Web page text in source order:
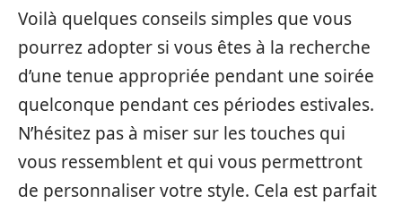
Voilà quelques conseils simples que vous
pourrez adopter si vous êtes à la recherche
d’une tenue appropriée pendant une soirée
quelconque pendant ces périodes estivales.
N’hésitez pas à miser sur les touches qui
vous ressemblent et qui vous permettront
de personnaliser votre style. Cela est parfait